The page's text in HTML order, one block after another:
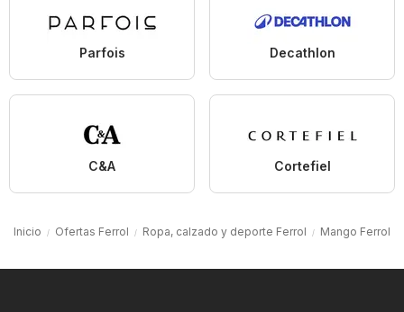
Parfois Decathlon
C&A Cortefiel
Inicio Ofertas Ferrol Ropa, calzado y deporte Ferrol Mango Ferrol